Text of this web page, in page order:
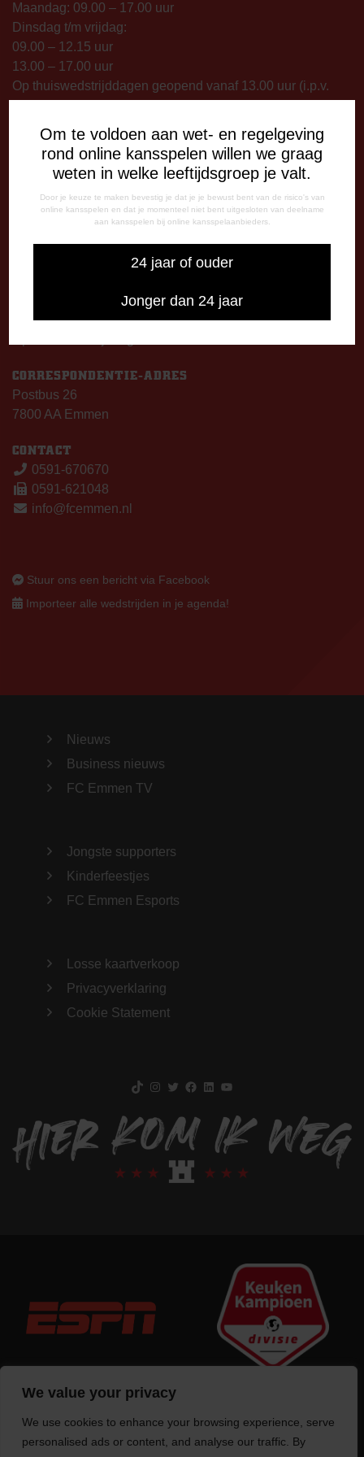
We value your privacy
We use cookies to enhance your browsing experience, serve
personalised ads or content, and analyse our traffic. By
Om te voldoen aan wet- en regelgeving
rond online kansspelen willen we graag
weten in welke leeftijdsgroep je valt.
Door je keuze te maken bevestig je dat je je bewust bent van de risico's van
online kansspelen en dat je momenteel niet bent uitgesloten van deelname
aan kansspelen bij online kansspelaanbieders.
24 jaar of ouder
Jonger dan 24 jaar
Maandag: 09.00 – 17.00 uur
Dinsdag t/m vrijdag:
09.00 – 12.15 uur
13.00 – 17.00 uur
Op thuiswedstrijddagen geopend vanaf 13.00 uur (i.p.v.
TELEFONISCHE BEREIKBAARHEID
Telefonisch bereikbaar op:
09:00 - 12:15 uur
13:00 - 17:00 uur
Woensdag
13:00 - 17:00 uur
CORRESPONDENTIE-ADRES
Postbus 26
7800 AA Emmen
CONTACT
0591-670670
0591-621048
info@fcemmen.nl
Stuur ons een bericht via Facebook
Importeer alle wedstrijden in je agenda!
Nieuws
Business nieuws
FC Emmen TV
Jongste supporters
Kinderfeestjes
FC Emmen Esports
Losse kaartverkoop
Privacyverklaring
Cookie Statement
Trotse bouwervan deze website